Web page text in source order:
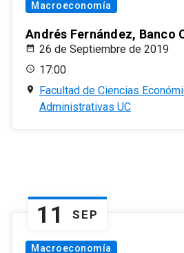
Macroeconomía
Andrés Fernández, Banco
26 de Septiembre de 2019
17:00
Facultad de Ciencias
Administrativas UC
11 SEP
Macroeconomía